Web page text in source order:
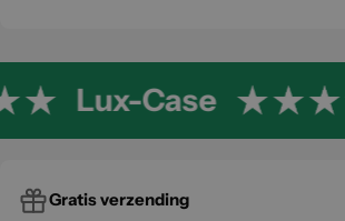
Lux-Case
Gratis verzending